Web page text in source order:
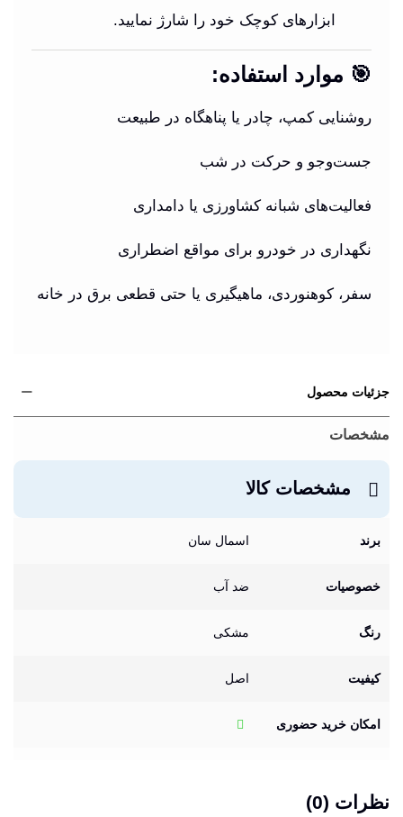
ابزارهای کوچک خود را شارژ نمایید.
🎯 موارد استفاده:
روشنایی کمپ، چادر یا پناهگاه در طبیعت
جست‌وجو و حرکت در شب
فعالیت‌های شبانه کشاورزی یا دامداری
نگهداری در خودرو برای مواقع اضطراری
سفر، کوهنوردی، ماهیگیری یا حتی قطعی برق در خانه
جزئیات محصول
مشخصات
مشخصات کالا
برند اسمال سان
خصوصیات ضد آب
رنگ مشکی
کیفیت اصل
امکان خرید حضوری
نظرات (0)